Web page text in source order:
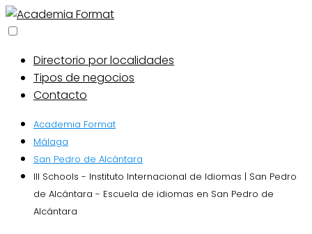
Directorio por localidades
Tipos de negocios
Contacto
Academia Format
Málaga
San Pedro de Alcántara
III Schools - Instituto Internacional de Idiomas | San Pedro
de Alcántara - Escuela de idiomas en San Pedro de
Alcántara